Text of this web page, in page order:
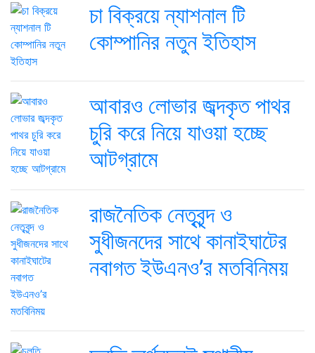
চা বিক্রয়ে ন্যাশনাল টি
কোম্পানির নতুন ইতিহাস
আবারও লোভার জব্দকৃত পাথর
চুরি করে নিয়ে যাওয়া হচ্ছে
আটগ্রামে
রাজনৈতিক নেতৃবৃন্দ ও
সুধীজনদের সাথে কানাইঘাটের
নবাগত ইউএনও’র মতবিনিময়